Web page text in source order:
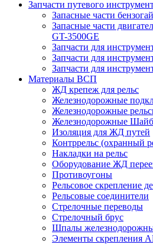
Запчасти путевого
Запасные части
Запасные части
GT-3500GE
Запчасти для
Запчасти для
Запчасти для
Материалы ВСП
ЖД крепеж для рельс
Железнодорожные
Железнодорожные
Железнодорожные
Изоляция для ЖД путей
Контррельс (охранный
Накладки на рельс
Оборудование ЖД
Противоугоны
Рельсовое скрепление
Рельсовые соединители
Стрелочные переводы
Стрелочный брус
Шпалы
Элементы скрепления